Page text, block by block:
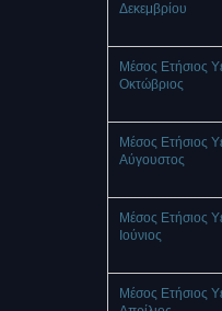
Δεκεμβρίου
Μέσος Ετήσιος
Οκτώβριος
Μέσος Ετήσιος
Αύγουστος
Μέσος Ετήσιος
Ιούνιος
Μέσος Ετήσιος